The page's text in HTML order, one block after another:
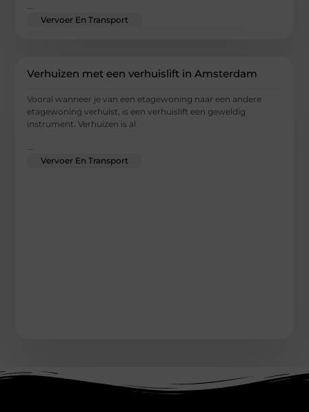
...
Vervoer En Transport
Verhuizen met een verhuislift in Amsterdam
Vooral wanneer je van een etagewoning naar een andere
etagewoning verhuist, is een verhuislift een geweldig
instrument. Verhuizen is al
Vervoer En Transport